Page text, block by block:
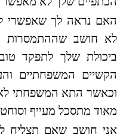
האם נראה לך שאפשרי
לא חושב שההתמסרות
ביכולת שלך לתפקד טוב
הקשיים המשפחתיים
וכאשר התא המשפחתי לא
מאוד מתסכל מעייף
אני חושב שאם תצליח